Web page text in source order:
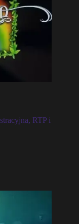
RTP i